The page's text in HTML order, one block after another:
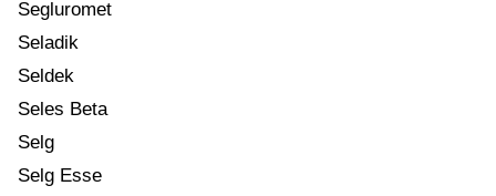
Segluromet
Seladik
Seldek
Seles Beta
Selg
Selg Esse